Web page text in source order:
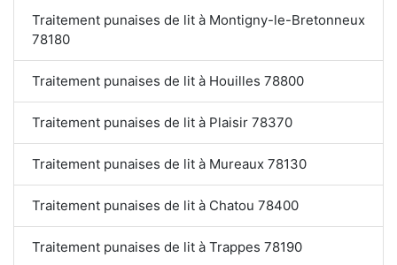
Traitement punaises de lit à Montigny-le-Bretonneux
78180
Traitement punaises de lit à Houilles 78800
Traitement punaises de lit à Plaisir 78370
Traitement punaises de lit à Mureaux 78130
Traitement punaises de lit à Chatou 78400
Traitement punaises de lit à Trappes 78190